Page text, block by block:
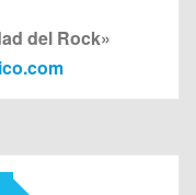
del Rock»